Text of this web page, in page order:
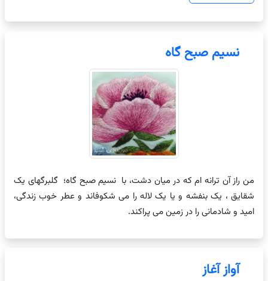
نسیم صبح گاه
من راز آن ترانه ام که در میان دشت، با نسیم صبح گاه؛ گلبرگهای یک
شقایق ، یک بنفشه و یا یک لاله را می شکوفاند و عطر خوب زندگی،
امید و شادمانی را در زمین می پراکند.
آواز آغاز